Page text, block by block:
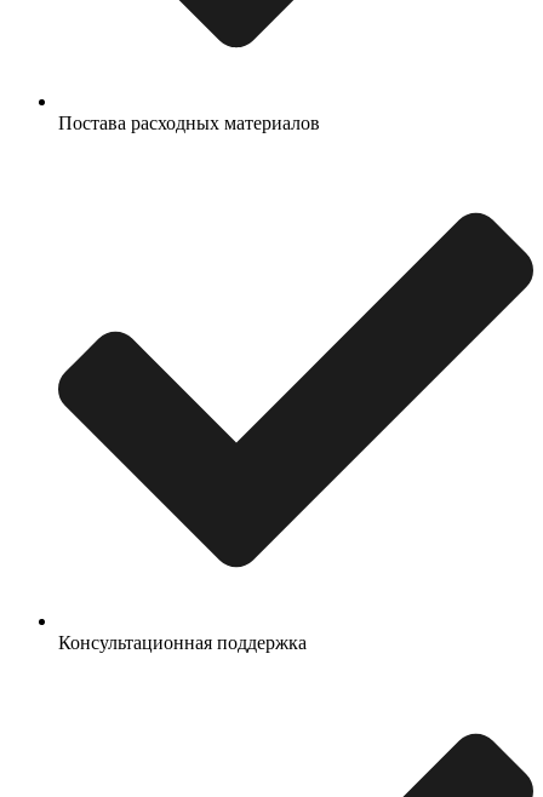
Постава расходных материалов
Консультационная поддержка